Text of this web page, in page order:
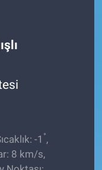
-1 °,
8 km/s,